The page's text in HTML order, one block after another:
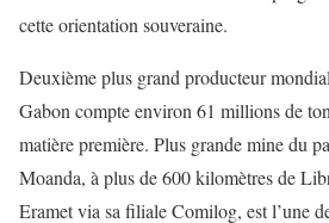
cette orientation souveraine.
Deuxième plus grand producteur
Gabon compte environ 61 millions de
matière première. Plus grande mine du
Moanda, à plus de 600 kilomètres de
Eramet via sa filiale Comilog, est l’une